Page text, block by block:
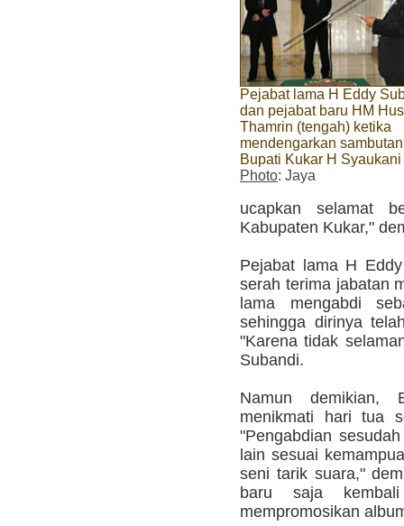
Pejabat lama H Eddy
dan pejabat baru HM
Thamrin (tengah) ketika
mendengarkan sambutan
Bupati Kukar H
Photo: Jaya
ucapkan selamat
Kabupaten Kukar,"
Pejabat lama H
serah terima jabatan
lama mengabdi
sehingga dirinya
"Karena tidak
Subandi.
Namun demikian,
menikmati hari tua
"Pengabdian
lain sesuai
seni tarik suara,"
baru saja
mempromosikan